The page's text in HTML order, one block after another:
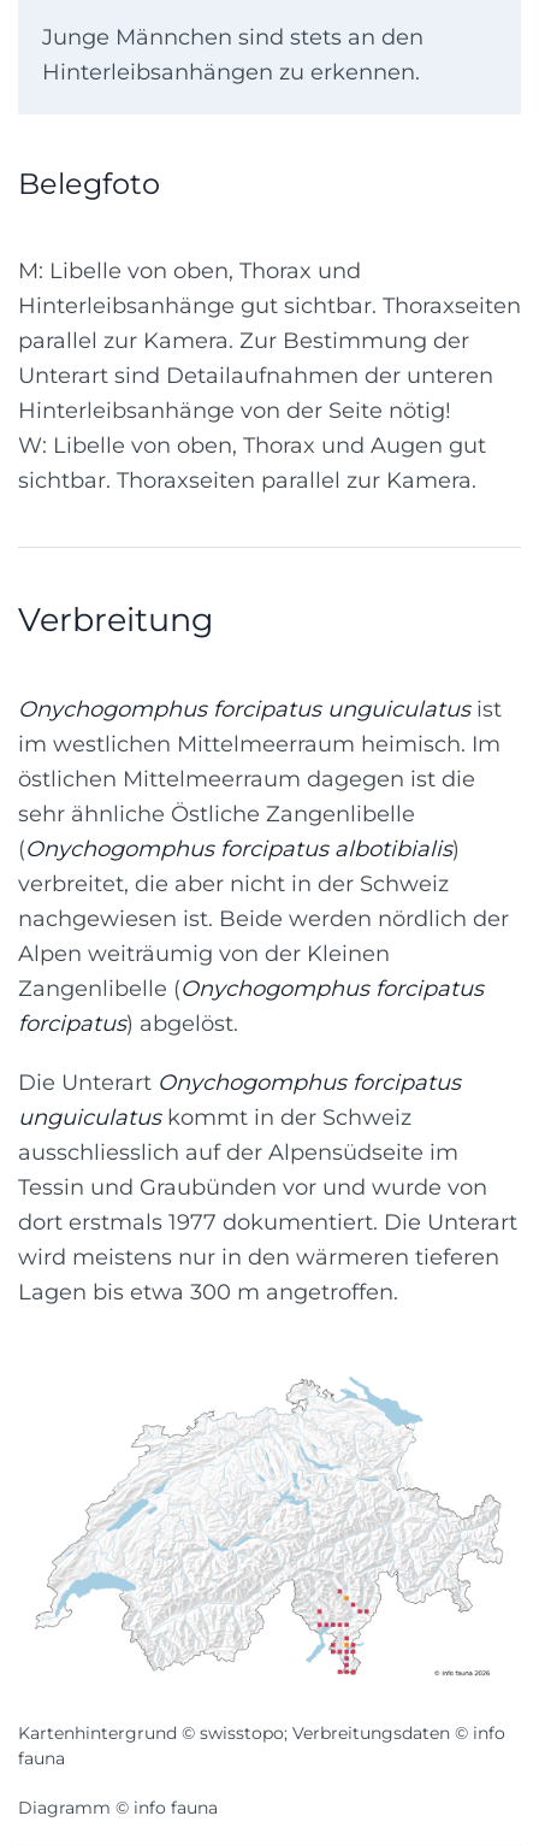
Junge Männchen sind stets an den
Hinterleibsanhängen zu erkennen.
Belegfoto
M: Libelle von oben, Thorax und
Hinterleibsanhänge gut sichtbar. Thoraxseiten
parallel zur Kamera. Zur Bestimmung der
Unterart sind Detailaufnahmen der unteren
Hinterleibsanhänge von der Seite nötig!
W: Libelle von oben, Thorax und Augen gut
sichtbar. Thoraxseiten parallel zur Kamera.
Verbreitung
Onychogomphus forcipatus unguiculatusist
im westlichen Mittelmeerraum heimisch. Im
östlichen Mittelmeerraum dagegen ist die
sehr ähnliche Östliche Zangenlibelle
(Onychogomphus forcipatus albotibialis)
verbreitet, die aber nicht in der Schweiz
nachgewiesen ist. Beide werden nördlich der
Alpen weiträumig von der Kleinen
Zangenlibelle (Onychogomphus forcipatus
forcipatus) abgelöst.
Die Unterart Onychogomphus forcipatus
unguiculatuskommt in der Schweiz
ausschliesslich auf der Alpensüdseite im
Tessin und Graubünden vor und wurde von
dort erstmals 1977 dokumentiert. Die Unterart
wird meistens nur in den wärmeren tieferen
Lagen bis etwa 300 m angetroffen.
Kartenhintergrund © swisstopo; Verbreitungsdaten © info
fauna
Diagramm © info fauna